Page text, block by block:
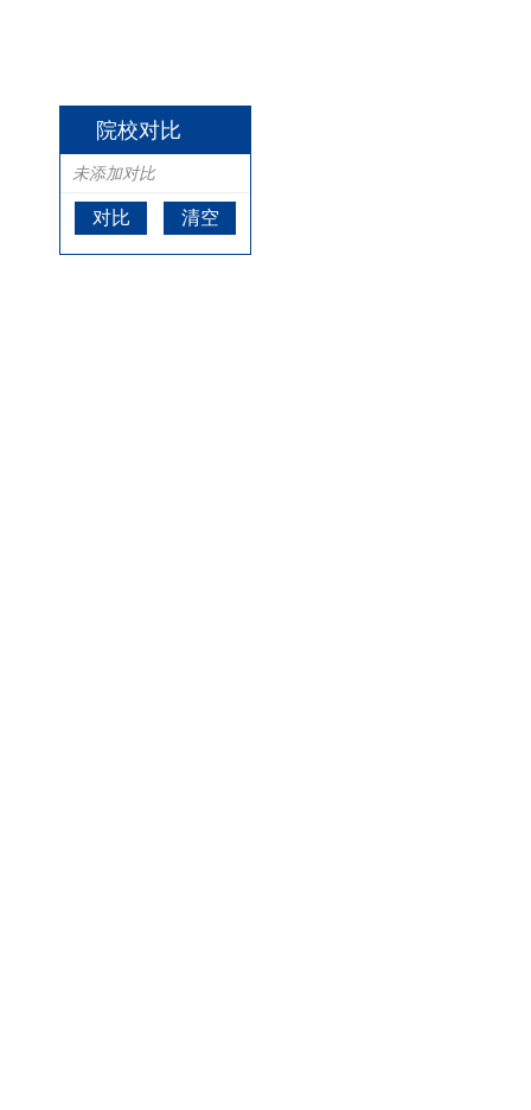
院校对比
未添加对比
对比 清空